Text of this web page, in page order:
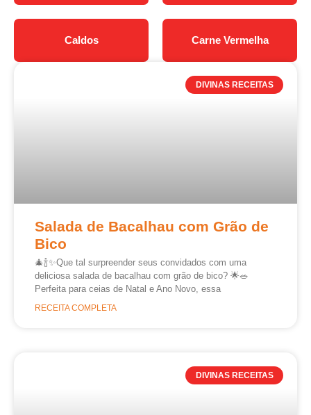
Caldos Carne Vermelha
DIVINAS RECEITAS
Salada de Bacalhau com Grão de
Bico
🎄🍾✨Que tal surpreender seus convidados com uma
deliciosa salada de bacalhau com grão de bico? 🌟🥗
Perfeita para ceias de Natal e Ano Novo, essa
RECEITA COMPLETA
DIVINAS RECEITAS